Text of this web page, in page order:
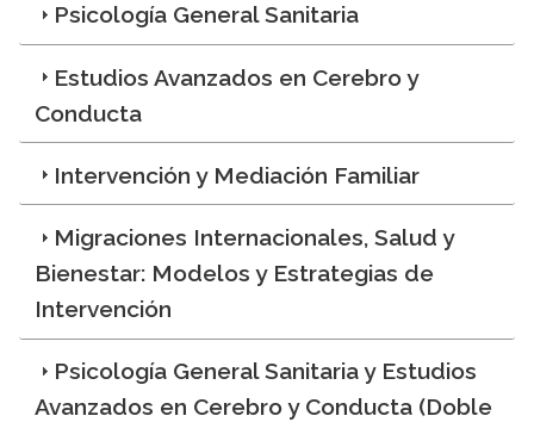
Psicología General Sanitaria
Estudios Avanzados en Cerebro y
Conducta
Intervención y Mediación Familiar
Migraciones Internacionales, Salud y
Bienestar: Modelos y Estrategias de
Intervención
Psicología General Sanitaria y Estudios
Avanzados en Cerebro y Conducta (Doble